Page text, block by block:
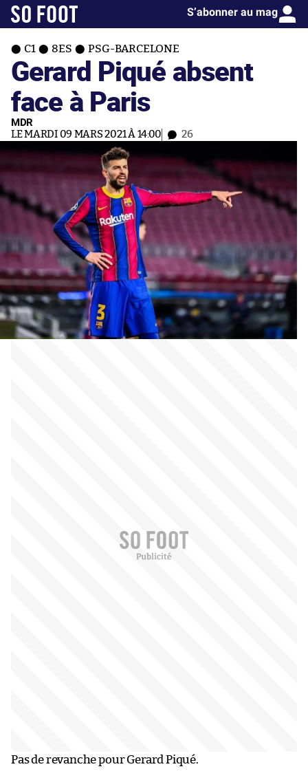
S’abonner au mag
C1 8ES PSG-BARCELONE
Gerard Piqué absent
face à Paris
MDR
LE MARDI 09 MARS 2021 À 14:00 26
Pas de revanche pour Gerard Piqué.